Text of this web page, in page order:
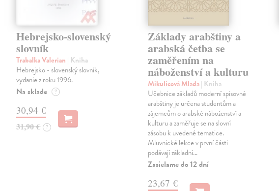
Hebrejsko-slovenský
slovník
Trabalka Valerian | Kniha
Hebrejsko - slovenský slovník,
vydanie z roku 1996.
Na sklade ?
30,94 €
31,90 € ?
Základy arabštiny a
arabská četba se
zaměřením na
náboženství a kulturu
Mikulicová Mlada| Kniha
Učebnice základů moderní spisovné
arabštiny je určena studentům a
zájemcům o arabské náboženství a
kulturu a zaměřuje se na slovní
zásobu k uvedené tematice.
Mluvnické lekce v první části
podávají základní…
Zasielame do 12 dní
23,67 €